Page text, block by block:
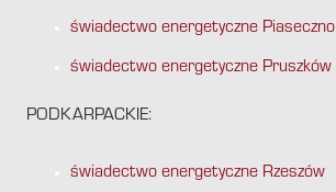
świadectwo energetyczne Piaseczno
świadectwo energetyczne Pruszków
PODKARPACKIE:
świadectwo energetyczne Rzeszów